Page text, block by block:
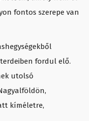
fontos szerepe van
fordul elő.
utolsó
kíméletre,